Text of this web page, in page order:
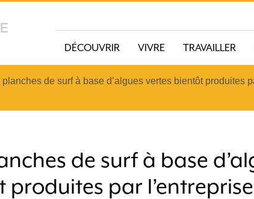
DÉCOUVRIR VIVRE TRAVAILLER
planches de surf à base d’algues vertes bientôt produites
de surf à base
produites par l’entreprise